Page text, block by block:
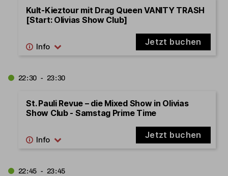
Kult-Kieztour mit Drag Queen VANITY TRASH
[Start: Olivias Show Club]
Jetzt buchen
22:30 - 23:30
St. Pauli Revue – die Mixed Show in Olivias
Show Club - Samstag Prime Time
Jetzt buchen
22:45 - 23:45